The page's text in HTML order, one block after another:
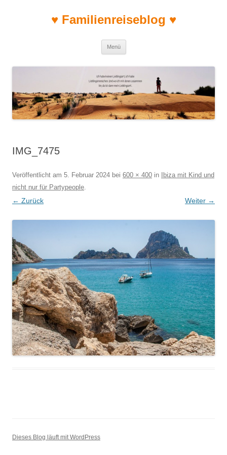
♥ Familienreiseblog ♥
Menü
IMG_7475
Veröffentlicht am 5. Februar 2024 bei 600 × 400 in
Ibiza mit Kind und
nicht nur für Partypeople.
← Zurück Weiter →
Dieses Blog läuft mit WordPress